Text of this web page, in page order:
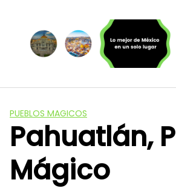
contenido
PUEBLOS MAGICOS
Pahuatlán,
Mágico